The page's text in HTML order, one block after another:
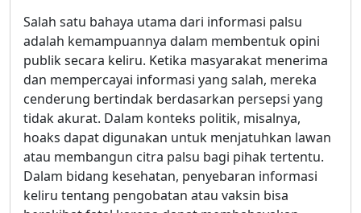
Salah satu bahaya utama dari informasi palsu
adalah kemampuannya dalam membentuk opini
publik secara keliru. Ketika masyarakat menerima
dan mempercayai informasi yang salah, mereka
cenderung bertindak berdasarkan persepsi yang
tidak akurat. Dalam konteks politik, misalnya,
hoaks dapat digunakan untuk menjatuhkan lawan
atau membangun citra palsu bagi pihak tertentu.
Dalam bidang kesehatan, penyebaran informasi
keliru tentang pengobatan atau vaksin bisa